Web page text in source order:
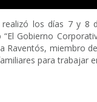
realizó los días 7 y
Gobierno
Raventós, miembro
para trabajar